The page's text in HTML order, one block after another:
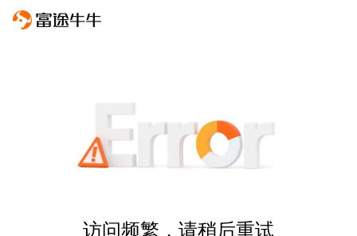
访问频繁，请稍后重试